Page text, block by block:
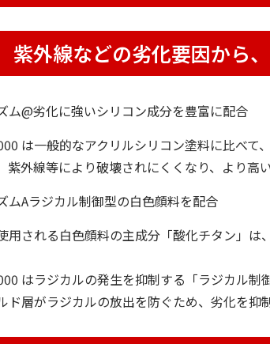
外線などの劣化要因から
ム@劣化に強いシリコン成分を豊富に配合
は一般的なアクリルシリコン塗料に比べ
紫外線等により破壊されにくくなり、より
ムAラジカル制御型の白色顔料を配合
用される白色顔料の主成分「酸化チタン」
はラジカルの発生を抑制する「ラジカル
ド層がラジカルの放出を防ぐため、劣化を抑制